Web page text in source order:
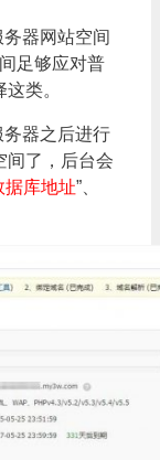
器网站空间
足够应对普
类。
器之后进行
间了，后台会
据库地址”、